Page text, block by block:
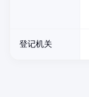
登记机关